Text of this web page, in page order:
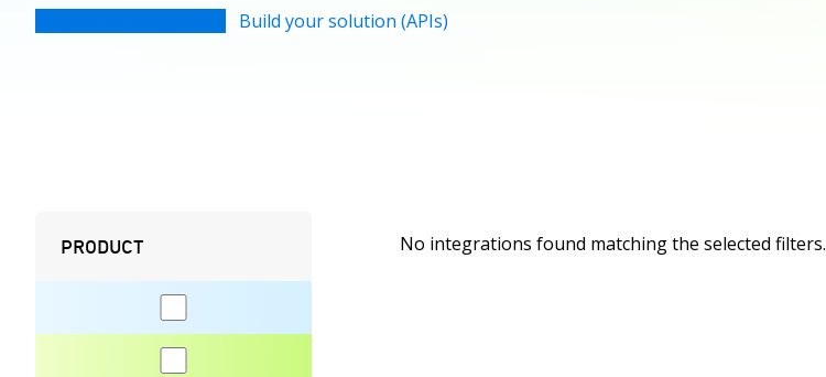
Build your solution (APIs)
PRODUCT No integrations found matching the selected filters.